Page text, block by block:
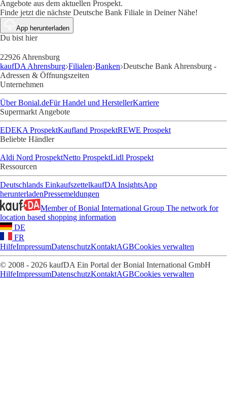
Angebote aus dem aktuellen Prospekt.
Finde jetzt die nächste Deutsche Bank Filiale in Deiner Nähe!
App herunterladen
Du bist hier
22926 Ahrensburg
kaufDA Ahrensburg Filialen Banken Deutsche Bank Ahrensburg -
Adressen & Öffnungszeiten
Unternehmen
Über Bonial.deFür Handel und HerstellerKarriere
Supermarkt Angebote
EDEKA ProspektKaufland ProspektREWE Prospekt
Beliebte Händler
Aldi Nord ProspektNetto ProspektLidl Prospekt
Ressourcen
Deutschlands EinkaufszettelkaufDA InsightsApp
herunterladenPressemeldungen
Member of Bonial International Group The network for
location based shopping information
DE
FR
HilfeImpressumDatenschutzKontaktAGBCookies verwalten
© 2008 - 2026 kaufDA Ein Portal der Bonial International GmbH
HilfeImpressumDatenschutzKontaktAGBCookies verwalten